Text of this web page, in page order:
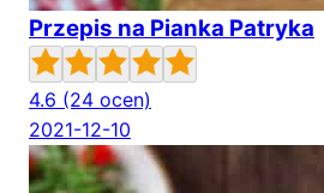
Przepis na Pianka Patryka
4.6 (24 ocen)
2021-12-10